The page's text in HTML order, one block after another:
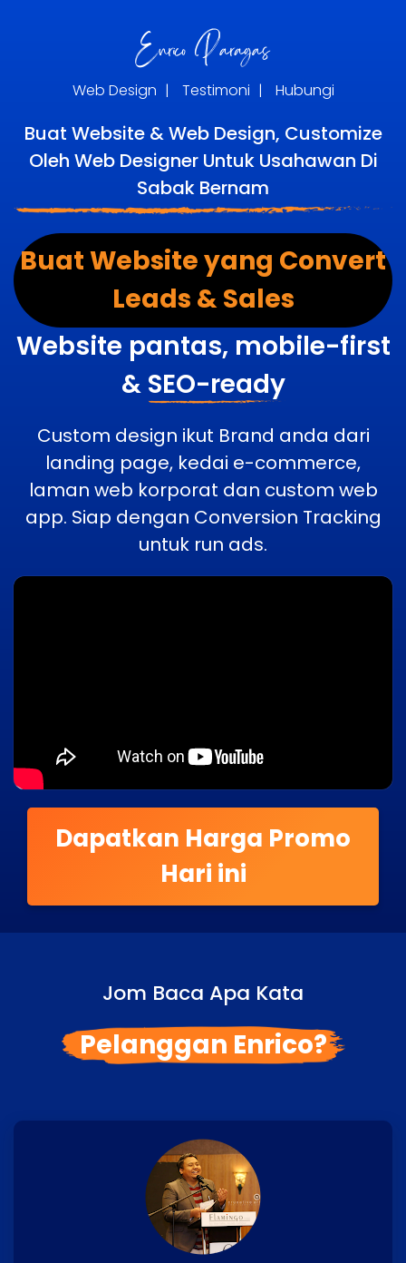
Web Design | Testimoni | Hubungi
Buat Website & Web Design, Customize
Oleh Web Designer Untuk Usahawan Di
Sabak Bernam
Buat Website yang Convert
Leads & Sales
Website pantas, mobile-first
& SEO-ready
Custom design ikut Brand anda dari
landing page, kedai e-commerce,
laman web korporat dan custom web
app. Siap dengan Conversion Tracking
untuk run ads.
Dapatkan Harga Promo
Hari ini
Jom Baca Apa Kata
Pelanggan Enrico?